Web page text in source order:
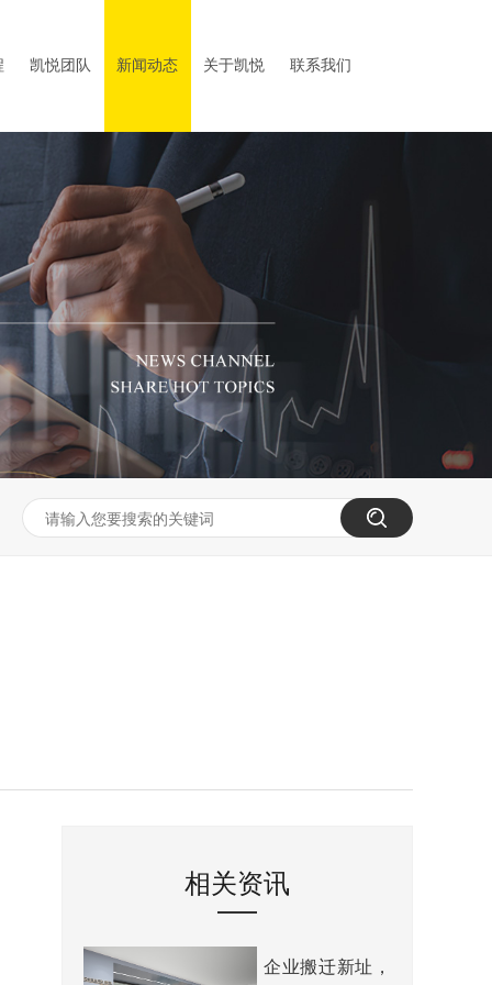
凯悦团队 新闻动态 关于凯悦 联系我们
相关资讯
企业搬迁新址，